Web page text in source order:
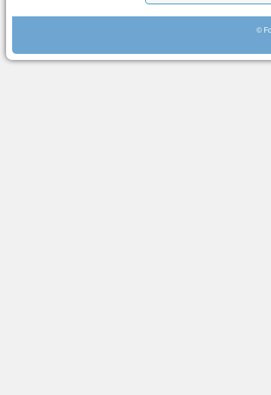
©